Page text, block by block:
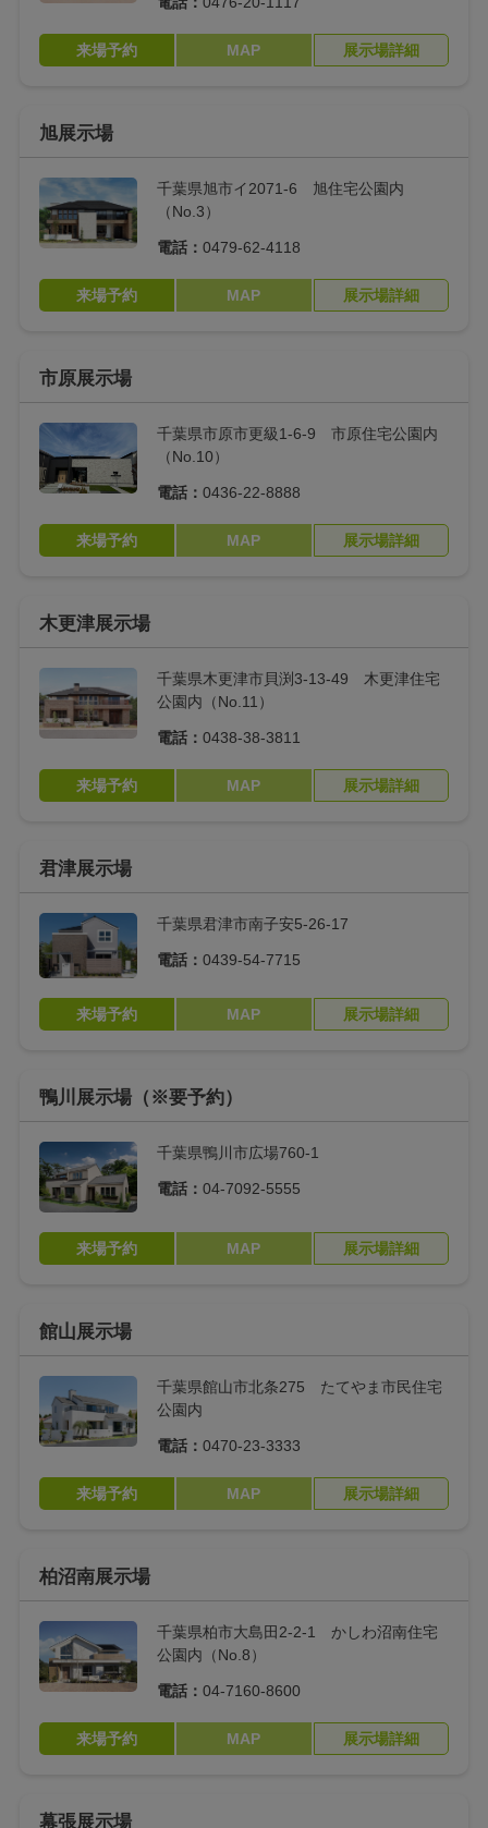
来場予約 MAP 展示場詳細
旭展示場
千葉県旭市イ2071-6 旭住宅公園内
（No.3）
電話： 0479-62-4118
来場予約 MAP 展示場詳細
市原展示場
千葉県市原市更級1-6-9 市原住宅公園内
（No.10）
電話： 0436-22-8888
来場予約 MAP 展示場詳細
木更津展示場
千葉県木更津市貝渕3-13-49 木更津住宅
公園内（No.11）
電話： 0438-38-3811
来場予約 MAP 展示場詳細
君津展示場
千葉県君津市南子安5-26-17
電話： 0439-54-7715
来場予約 MAP 展示場詳細
鴨川展示場（※要予約）
千葉県鴨川市広場760-1
電話： 04-7092-5555
来場予約 MAP 展示場詳細
館山展示場
千葉県館山市北条275 たてやま市民住宅
公園内
電話： 0470-23-3333
来場予約 MAP 展示場詳細
柏沼南展示場
千葉県柏市大島田2-2-1 かしわ沼南住宅
公園内（No.8）
電話： 04-7160-8600
来場予約 MAP 展示場詳細
幕張展示場
（スッキリ収納） （室内干し）
（たたまず収納）
図書ギャラリー（子
育て）
サポートIoT(室内編) サポートIoT(外出編)
サポートIoT(防犯編) 宅配ボックス
ー
ベンチファニチャー スリッパ収納
キッチンゴミ箱スペ
ース収納 パー
防災レジプラグ
リビング階段（デザ
イン）
軟水器
玄関用 マルチフック
AVファニチャー（フ
ロートタイプ）
スリムストッカー
（電気代削減）
オープンプレイルー
ム
NEGURA（ネグラ）
成計 ングスペース
ロッカールーム
ス4選
セカンド冷凍庫スペ
ース
オーバーヘッドシャ
ワー
浴室の最新アイデア
太陽光発電システム
システム
土間収納
タタミコーナー デスクコーナー
トライブリッド蓄電 ヌック
スキップフロアー グラウンドピット